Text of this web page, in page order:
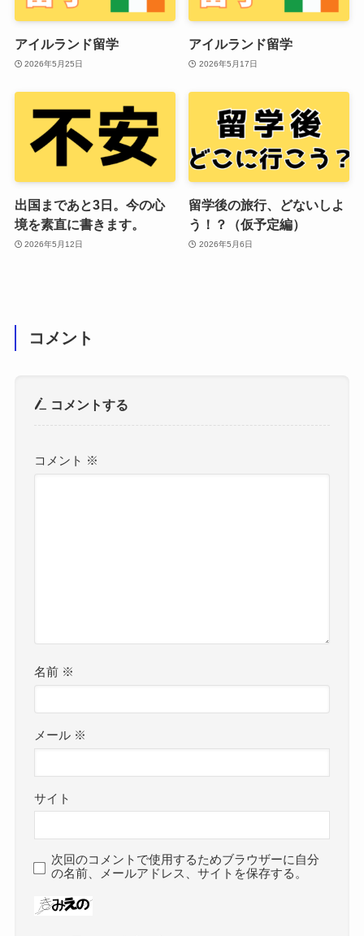
アイルランド留学
2026年5月25日
アイルランド留学
2026年5月17日
出国まであと3日。今の心
境を素直に書きます。
2026年5月12日
留学後の旅行、どないしよ
う！？（仮予定編）
2026年5月6日
コメント
コメントする
コメント ※
名前 ※
メール ※
サイト
次回のコメントで使用するためブラウザーに自分
の名前、メールアドレス、サイトを保存する。